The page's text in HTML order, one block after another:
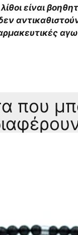
είναι
αντικαθιστούν
που